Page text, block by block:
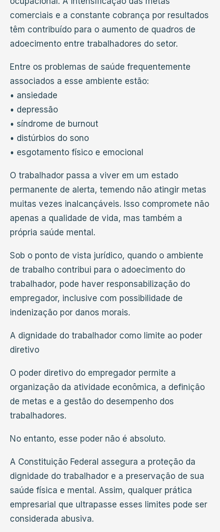
comerciais e a constante cobrança por resultados
têm contribuído para o aumento de quadros de
adoecimento entre trabalhadores do setor.
Entre os problemas de saúde frequentemente
associados a esse ambiente estão:
• ansiedade
• depressão
• síndrome de burnout
• distúrbios do sono
• esgotamento físico e emocional
O trabalhador passa a viver em um estado
permanente de alerta, temendo não atingir metas
muitas vezes inalcançáveis. Isso compromete não
apenas a qualidade de vida, mas também a
própria saúde mental.
Sob o ponto de vista jurídico, quando o ambiente
de trabalho contribui para o adoecimento do
trabalhador, pode haver responsabilização do
empregador, inclusive com possibilidade de
indenização por danos morais.
A dignidade do trabalhador como limite ao poder
diretivo
O poder diretivo do empregador permite a
organização da atividade econômica, a definição
de metas e a gestão do desempenho dos
trabalhadores.
No entanto, esse poder não é absoluto.
A Constituição Federal assegura a proteção da
dignidade do trabalhador e a preservação de sua
saúde física e mental. Assim, qualquer prática
empresarial que ultrapasse esses limites pode ser
considerada abusiva.